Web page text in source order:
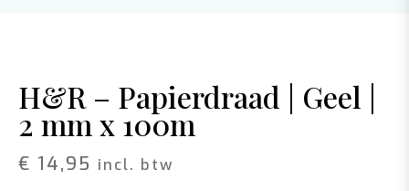
H&R – Papierdraad | Geel |
2 mm x 100m
€ 14,95 incl. btw